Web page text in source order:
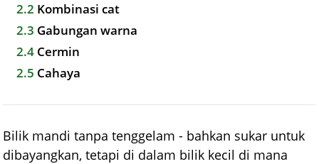
2.2 Kombinasi cat
2.3 Gabungan warna
2.4 Cermin
2.5 Cahaya
Bilik mandi tanpa tenggelam - bahkan sukar untuk
dibayangkan, tetapi di dalam bilik kecil di mana